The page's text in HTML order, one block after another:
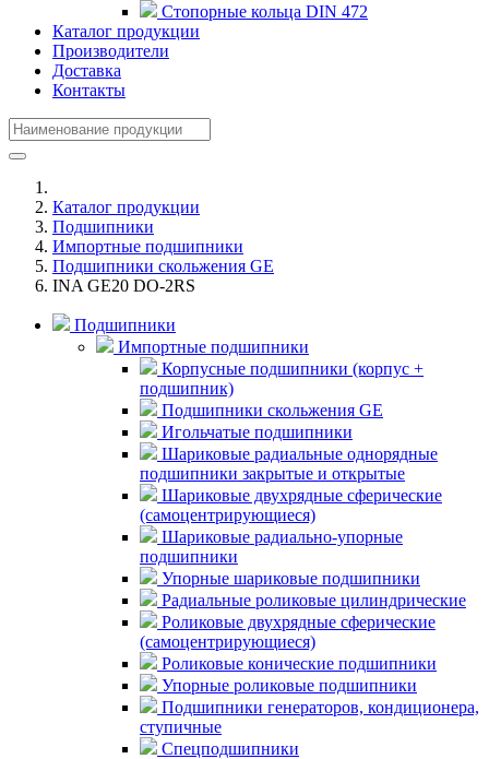
Стопорные кольца DIN 472
Каталог продукции
Производители
Доставка
Контакты
Каталог продукции
Подшипники
Импортные подшипники
Подшипники скольжения GE
INA GE20 DO-2RS
Подшипники
Импортные подшипники
Корпусные подшипники (корпус +
подшипник)
Подшипники скольжения GE
Игольчатые подшипники
Шариковые радиальные однорядные
подшипники закрытые и открытые
Шариковые двухрядные сферические
(самоцентрирующиеся)
Шариковые радиально-упорные
подшипники
Упорные шариковые подшипники
Радиальные роликовые цилиндрические
Роликовые двухрядные сферические
(самоцентрирующиеся)
Роликовые конические подшипники
Упорные роликовые подшипники
Подшипники генераторов, кондиционера,
ступичные
Спецподшипники